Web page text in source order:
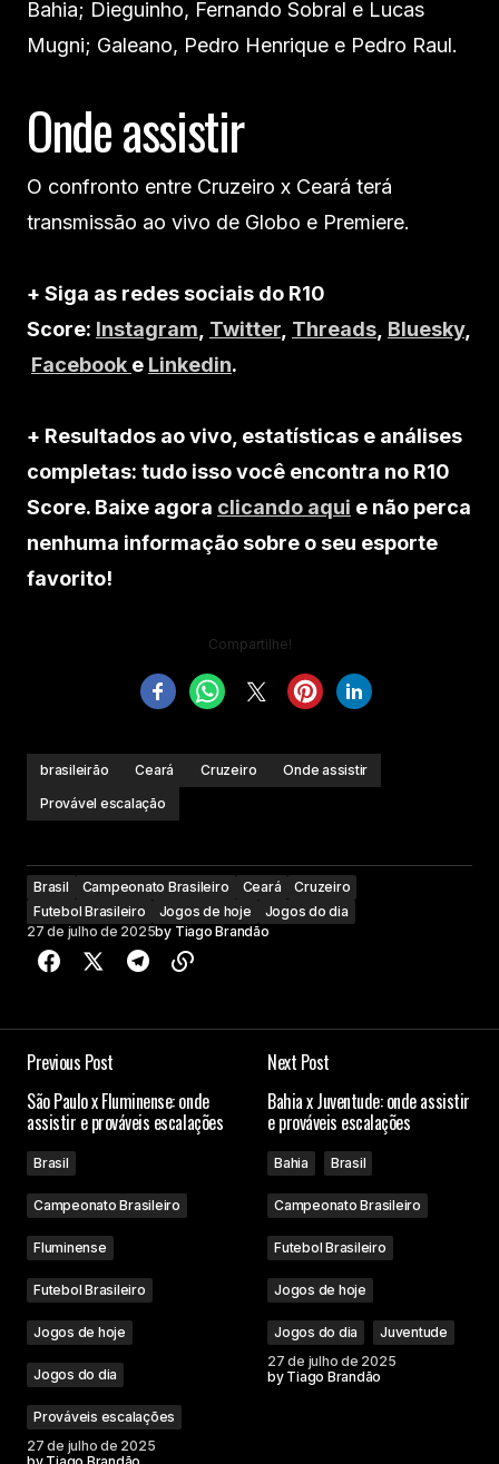
Bahia; Dieguinho, Fernando Sobral e Lucas
Mugni; Galeano, Pedro Henrique e Pedro Raul.
Onde assistir
O confronto entre Cruzeiro x Ceará terá
transmissão ao vivo de Globo e Premiere.
+ Siga as redes sociais do R10
Score: Instagram Twitter Threads Bluesky,
Facebook e Linkedin.
+ Resultados ao vivo, estatísticas e análises
completas: tudo isso você encontra no R10
Score. Baixe agora clicando aqui e não perca
nenhuma informação sobre o seu esporte
favorito!
Compartilhe!
brasileirão Ceará Cruzeiro
Onde assistir
Provável escalação
Brasil Campeonato Brasileiro Ceará
Cruzeiro
Futebol Brasileiro
Jogos de hoje
Jogos do dia
27 de julho de 2025by Tiago Brandão
Previous Post
São Paulo x Fluminense: onde
assistir e prováveis escalações
Brasil
Campeonato Brasileiro
Fluminense
Futebol Brasileiro
Jogos de hoje
Jogos do dia
Prováveis escalações
27 de julho de 2025
Next Post
Bahia x Juventude: onde assistir
e prováveis escalações
Bahia Brasil
Campeonato Brasileiro
Futebol Brasileiro
Jogos de hoje
Jogos do dia
Juventude
27 de julho de 2025
by Tiago Brandão